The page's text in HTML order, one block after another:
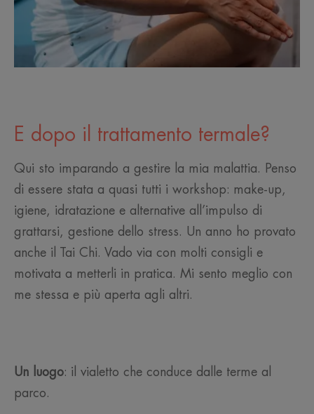
E dopo il trattamento termale?
Qui sto imparando a gestire la mia malattia. Penso
di essere stata a quasi tutti i workshop: make-up,
igiene, idratazione e alternative all’impulso di
grattarsi, gestione dello stress. Un anno ho provato
anche il Tai Chi. Vado via con molti consigli e
motivata a metterli in pratica. Mi sento meglio con
me stessa e più aperta agli altri.
Un l uogo: il vialetto che conduce dalle terme al
parco.